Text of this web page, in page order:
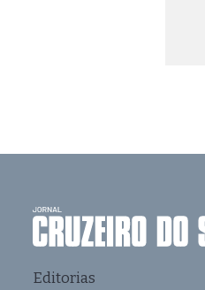
Editorias